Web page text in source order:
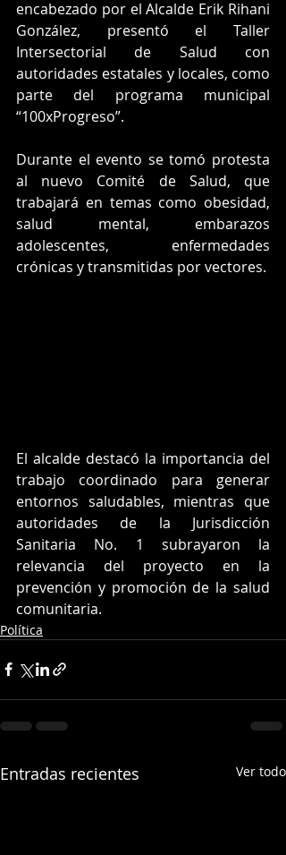
encabezado por el Alcalde Erik Rihani
González, presentó el Taller
Intersectorial de Salud con
autoridades estatales y locales, como
parte del programa municipal
“100xProgreso”.
Durante el evento se tomó protesta
al nuevo Comité de Salud, que
trabajará en temas como obesidad,
salud mental, embarazos
adolescentes, enfermedades
crónicas y transmitidas por vectores.
El alcalde destacó la importancia del
trabajo coordinado para generar
entornos saludables, mientras que
autoridades de la Jurisdicción
Sanitaria No. 1 subrayaron la
relevancia del proyecto en la
prevención y promoción de la salud
comunitaria.
Política
Entradas recientes Ver todo